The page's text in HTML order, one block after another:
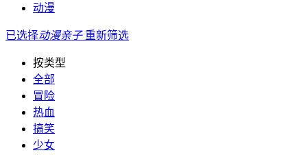
动漫
已选择动漫亲子 重新筛选
按类型
全部
冒险
热血
搞笑
少女